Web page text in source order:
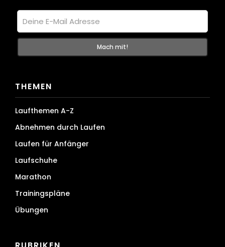
THEMEN
Laufthemen A-Z
Abnehmen durch Laufen
Laufen für Anfänger
Laufschuhe
Marathon
Trainingspläne
Übungen